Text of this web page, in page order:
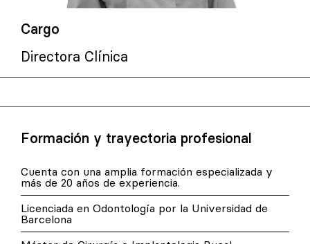
Cargo
Directora Clínica
Formación y trayectoria profesional
Cuenta con una amplia formación especializada y
más de 20 años de experiencia.
Licenciada en Odontología por la Universidad de
Barcelona